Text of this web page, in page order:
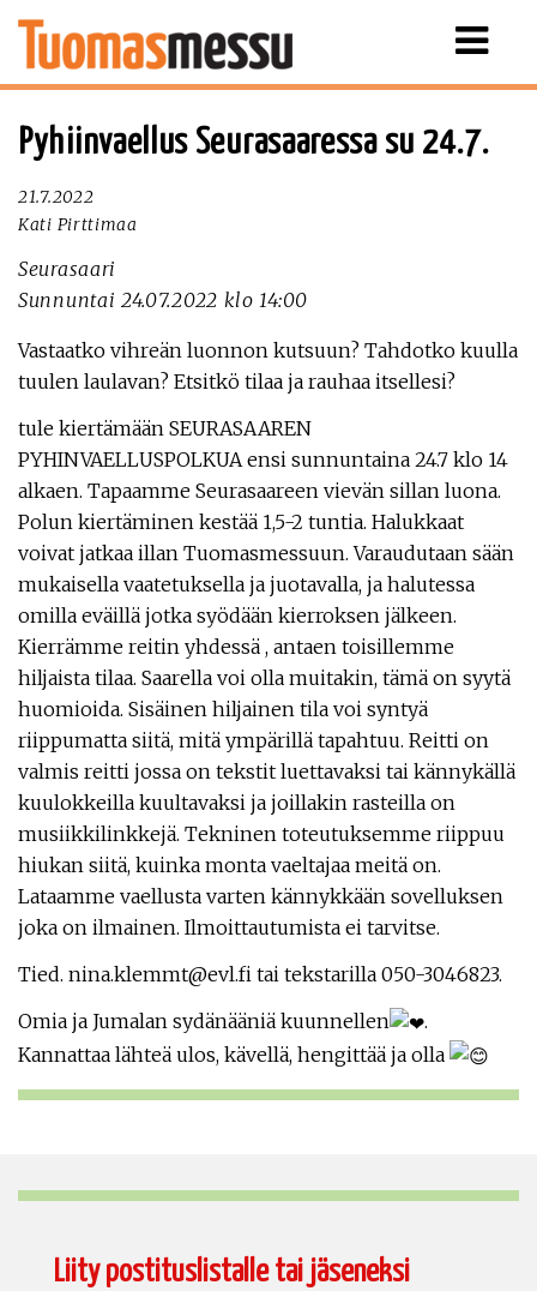
Näytä
Pyhiinvaellus Seurasaaressa su 24.7.
21.7.2022
Kati Pirttimaa
Seurasaari
Sunnuntai 24.07.2022 klo 14:00
Vastaatko vihreän luonnon kutsuun? Tahdotko kuulla
tuulen laulavan? Etsitkö tilaa ja rauhaa itsellesi?
tule kiertämään SEURASAAREN
PYHINVAELLUSPOLKUA ensi sunnuntaina 24.7 klo 14
alkaen. Tapaamme Seurasaareen vievän sillan luona.
Polun kiertäminen kestää 1,5-2 tuntia. Halukkaat
voivat jatkaa illan Tuomasmessuun. Varaudutaan sään
mukaisella vaatetuksella ja juotavalla, ja halutessa
omilla eväillä jotka syödään kierroksen jälkeen.
Kierrämme reitin yhdessä , antaen toisillemme
hiljaista tilaa. Saarella voi olla muitakin, tämä on syytä
huomioida. Sisäinen hiljainen tila voi syntyä
riippumatta siitä, mitä ympärillä tapahtuu. Reitti on
valmis reitti jossa on tekstit luettavaksi tai kännykällä
kuulokkeilla kuultavaksi ja joillakin rasteilla on
musiikkilinkkejä. Tekninen toteutuksemme riippuu
hiukan siitä, kuinka monta vaeltajaa meitä on.
Lataamme vaellusta varten kännykkään sovelluksen
joka on ilmainen. Ilmoittautumista ei tarvitse.
Tied. nina.klemmt@evl.fi tai tekstarilla 050-3046823.
Omia ja Jumalan sydänääniä kuunnellen
.
Kannattaa lähteä ulos, kävellä, hengittää ja olla
Liity postituslistalle tai jäseneksi